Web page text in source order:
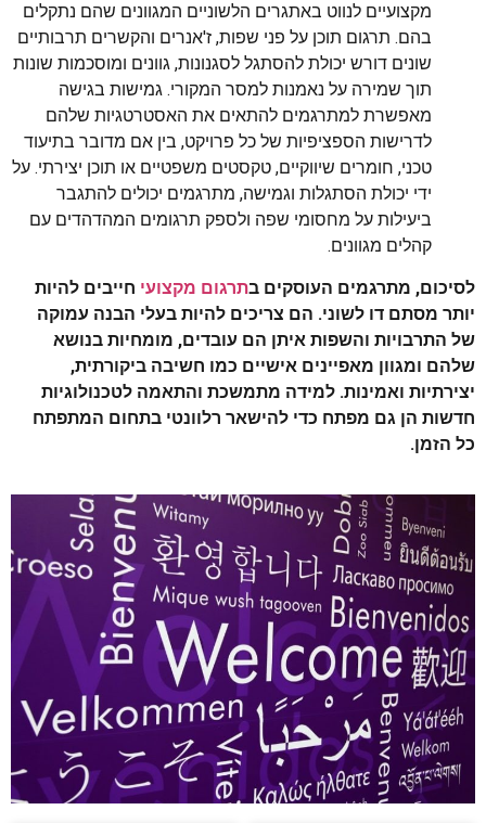
מקצועיים לנווט באתגרים הלשוניים המגוונים שהם נתקלים
בהם. תרגום תוכן על פני שפות, ז'אנרים והקשרים תרבותיים
שונים דורש יכולת להסתגל לסגנונות, גוונים ומוסכמות שונות
תוך שמירה על נאמנות למסר המקורי. גמישות בגישה
מאפשרת למתרגמים להתאים את האסטרטגיות שלהם
לדרישות הספציפיות של כל פרויקט, בין אם מדובר בתיעוד
טכני, חומרים שיווקיים, טקסטים משפטיים או תוכן יצירתי. על
ידי יכולת הסתגלות וגמישה, מתרגמים יכולים להתגבר
ביעילות על מחסומי שפה ולספק תרגומים המהדהדים עם
קהלים מגוונים.
לסיכום, מתרגמים העוסקים בתרגום מקצועי חייבים להיות
יותר מסתם דו לשוני. הם צריכים להיות בעלי הבנה עמוקה
של התרבויות והשפות איתן הם עובדים, מומחיות בנושא
שלהם ומגוון מאפיינים אישיים כמו חשיבה ביקורתית,
יצירתיות ואמינות. למידה מתמשכת והתאמה לטכנולוגיות
חדשות הן גם מפתח כדי להישאר רלוונטי בתחום המתפתח
כל הזמן.